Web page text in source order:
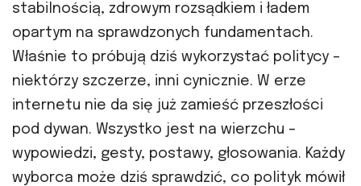
stabilnością, zdrowym rozsądkiem i ładem
opartym na sprawdzonych fundamentach.
Właśnie to próbują dziś wykorzystać politycy –
niektórzy szczerze, inni cynicznie. W erze
internetu nie da się już zamieść przeszłości
pod dywan. Wszystko jest na wierzchu –
wypowiedzi, gesty, postawy, głosowania. Każdy
wyborca może dziś sprawdzić, co polityk mówił